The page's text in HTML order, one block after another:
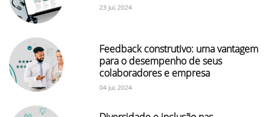
23 jul, 2024
Feedback construtivo: uma vantagem
para o desempenho de seus
colaboradores e empresa
04 jul, 2024